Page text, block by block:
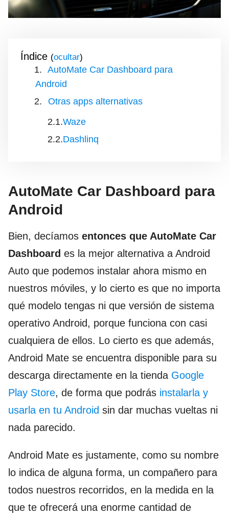
Índice ( )
AutoMate Car Dashboard para
Android
Otras apps alternativas
Waze
Dashlinq
AutoMate Car Dashboard para
Android
Bien, decíamos entonces que AutoMate Car
Dashboard es la mejor alternativa a Android
Auto que podemos instalar ahora mismo en
nuestros móviles, y lo cierto es que no importa
qué modelo tengas ni que versión de sistema
operativo Android, porque funciona con casi
cualquiera de ellos. Lo cierto es que además,
Android Mate se encuentra disponible para su
descarga directamente en la tienda Google
Play Store, de forma que podrás instalarla y
usarla en tu Android sin dar muchas vueltas ni
nada parecido.
Android Mate es justamente, como su nombre
lo indica de alguna forma, un compañero para
todos nuestros recorridos, en la medida en la
que te ofrecerá una enorme cantidad de